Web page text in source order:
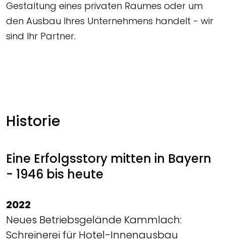
Gestaltung eines privaten Raumes oder um
den Ausbau Ihres Unternehmens handelt - wir
sind Ihr Partner.
Historie
Eine Erfolgsstory mitten in Bayern
- 1946 bis heute
2022
Neues Betriebsgelände Kammlach:
Schreinerei für Hotel-Innenausbau